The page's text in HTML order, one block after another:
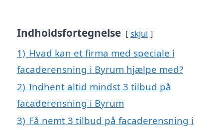
Indholdsfortegnelse skjul
1) Hvad kan et firma med speciale i
facaderensning i Byrum hjælpe med?
2) Indhent altid mindst 3 tilbud på
facaderensning i Byrum
3) Få nemt 3 tilbud på facaderensning i